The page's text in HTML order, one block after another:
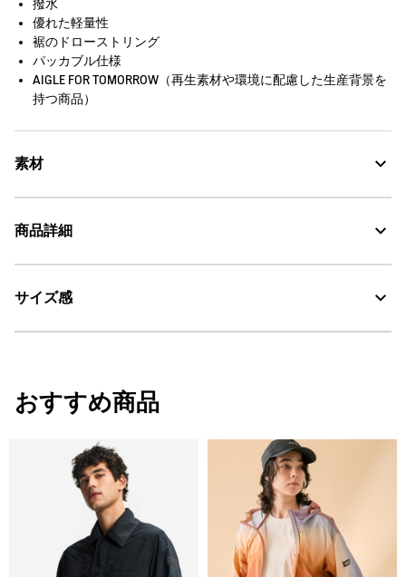
撥水
優れた軽量性
裾のドローストリング
パッカブル仕様
AIGLE FOR TOMORROW（再生素材や環境に配慮した生産背景を
持つ商品）
素材
UV CUT：紫外線カット
漂白処理はできない。
脱水後、つり干し乾燥がよい。
アイロン仕上げ処理はできない。
ドライクリーニング処理ができない。
ウェットクリーニング処理ができる。：通常の処理
商品詳細
・色：アボカ (007)
サイズ感
サイズ
L/M 63
M/S 60
XL/L 74 67
おすすめ商品